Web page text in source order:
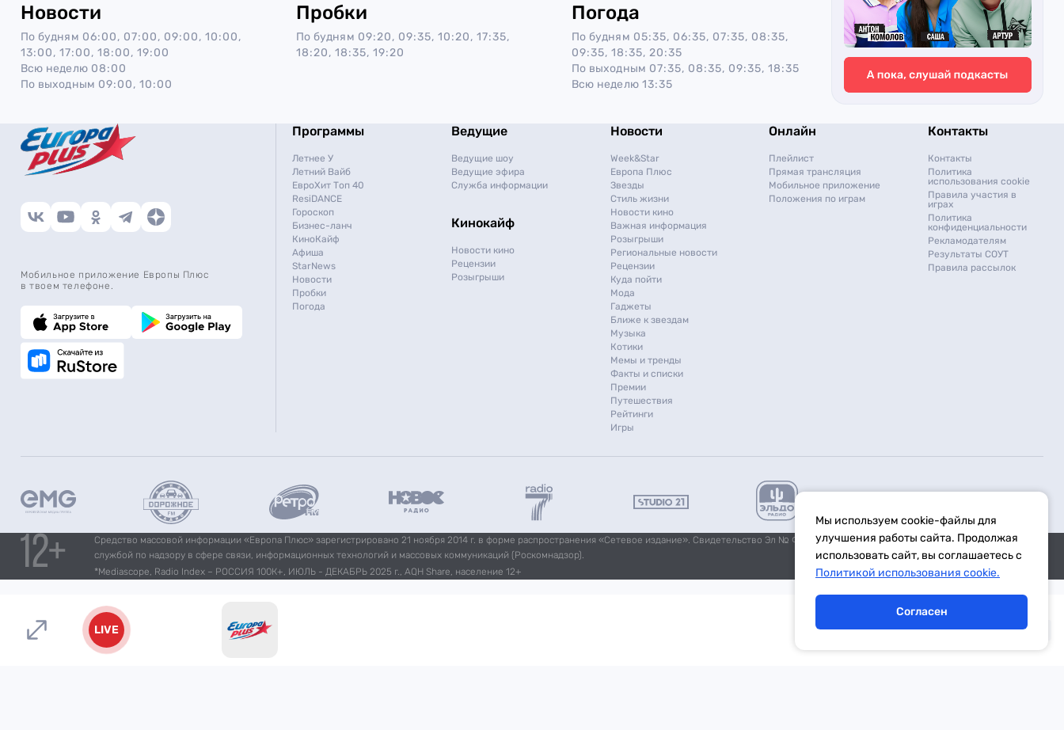
Новости
По будням 06:00, 07:00, 09:00, 10:00,
13:00, 17:00, 18:00, 19:00
Всю неделю 08:00
По выходным 09:00, 10:00
Пробки
По будням 09:20, 09:35, 10:20, 17:35,
18:20, 18:35, 19:20
Погода
По будням 05:35, 06:35, 07:35, 08:35,
09:35, 18:35, 20:35
По выходным 07:35, 08:35, 09:35, 18:35
Всю неделю 13:35
Мобильное приложение Европы Плюс
в твоем телефоне.
Программы
Летнее У
Летний Вайб
ЕвроХит Топ 40
ResiDANCE
Гороскоп
Бизнес-ланч
КиноКайф
Афиша
StarNews
Новости
Пробки
Погода
Ведущие
Ведущие шоу
Ведущие эфира
Служба информации
Кинокайф
Новости кино
Рецензии
Розыгрыши
Новости
Week&Star
Европа Плюс
Звезды
Стиль жизни
Новости кино
Важная информация
Розыгрыши
Региональные новости
Рецензии
Куда пойти
Мода
Гаджеты
Ближе к звездам
Музыка
Котики
Мемы и тренды
Факты и списки
Премии
Путешествия
Рейтинги
Игры
Онлайн
Плейлист
Прямая трансляция
Мобильное приложение
Положения по играм
Контакты
Контакты
Политика
использования cookie
Правила участия в
играх
Политика
конфиденциальности
Рекламодателям
Результаты СОУТ
Правила рассылок
Средство массовой информации «Европа Плюс» зарегистрировано 21 ноября 2014 г. в форме распространения «Сетевое издание». Свидетельство Эл № ФС77-59972 от 21.11.2014 выдано Федеральной
службой по надзору в сфере связи, информационных технологий и массовых коммуникаций (Роскомнадзор).
*Mediascope, Radio Index – РОССИЯ 100К+, ИЮЛЬ - ДЕКАБРЬ 2025 г., AQH Share, население 12+
LIVE
Мы используем cookie-файлы для
улучшения работы сайта. Продолжая
использовать сайт, вы соглашаетесь с
Политикой использования cookie.
Согласен